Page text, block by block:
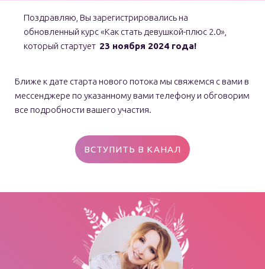
Поздравляю, Вы зарегистрировались на
обновленный курс «Как стать девушкой-плюс 2.0»,
который стартует 23 ноября 2024 года!
Ближе к дате старта нового потока мы свяжемся с вами в
мессенджере по указанному вами телефону и обговорим
все подробности вашего участия.
ВСТУПИТЬ В КАНАЛ